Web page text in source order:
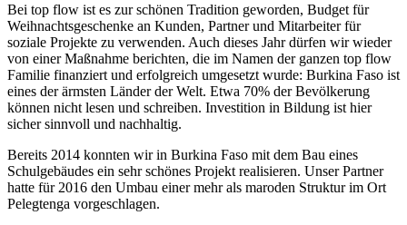
Bei top flow ist es zur schönen Tradition geworden, Budget für
Weihnachtsgeschenke an Kunden, Partner und Mitarbeiter für
soziale Projekte zu verwenden. Auch dieses Jahr dürfen wir wieder
von einer Maßnahme berichten, die im Namen der ganzen top flow
Familie finanziert und erfolgreich umgesetzt wurde: Burkina Faso ist
eines der ärmsten Länder der Welt. Etwa 70% der Bevölkerung
können nicht lesen und schreiben. Investition in Bildung ist hier
sicher sinnvoll und nachhaltig.
Bereits 2014 konnten wir in Burkina Faso mit dem Bau eines
Schulgebäudes ein sehr schönes Projekt realisieren. Unser Partner
hatte für 2016 den Umbau einer mehr als maroden Struktur im Ort
Pelegtenga vorgeschlagen.